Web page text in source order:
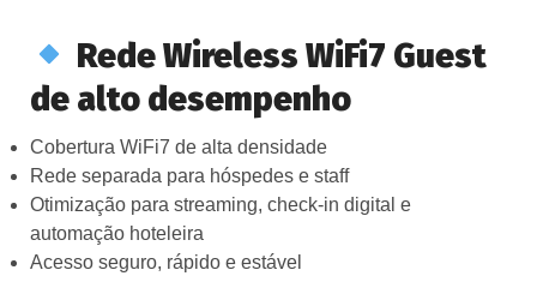
Rede Wireless WiFi7 Guest
de alto desempenho
Cobertura WiFi7 de alta densidade
Rede separada para hóspedes e staff
Otimização para streaming, check-in digital e
automação hoteleira
Acesso seguro, rápido e estável